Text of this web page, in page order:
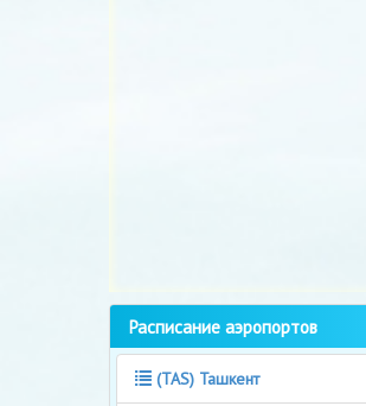
Расписание аэропортов
(TAS) Ташкент